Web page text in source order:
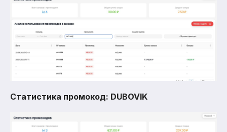
Статистика промокод: DUBOVIK